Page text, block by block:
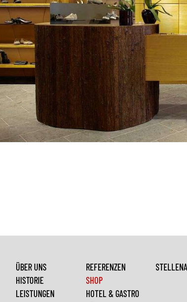
ÜBER UNS
HISTORIE
LEISTUNGEN
REFERENZEN
SHOP
HOTEL & GASTRO